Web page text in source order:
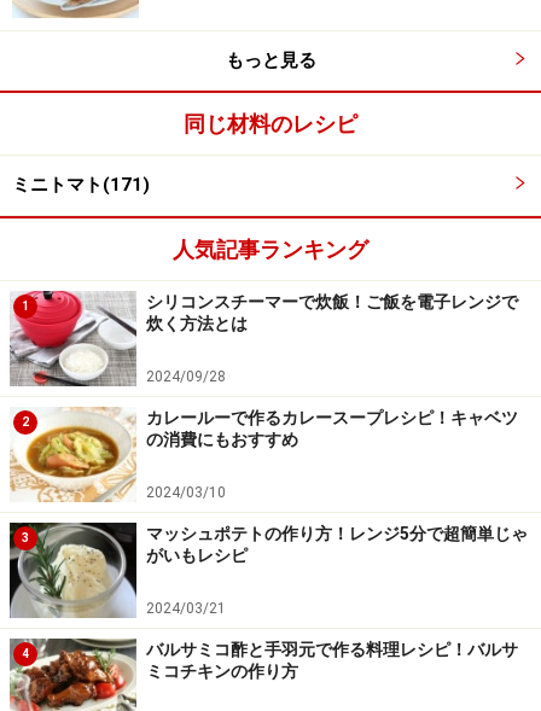
べく早めにお召し上がりください。また、持ち運びの際は保存方
法に注意してください。
【編集部おすすめの購入サイト】
Amazonで人気レシピの書籍をチェック！
楽天市場で人気レシピの書籍をチェック！
もっと見る
同じ材料のレシピ
ミニトマト(171)
人気記事ランキング
1
シリコンスチーマーで炊飯！ご飯を電子レンジで
炊く方法とは
2024/09/28
2
カレールーで作るカレースープレシピ！キャベツ
の消費にもおすすめ
2024/03/10
3
マッシュポテトの作り方！レンジ5分で超簡単じゃ
がいもレシピ
2024/03/21
4
バルサミコ酢と手羽元で作る料理レシピ！バルサ
ミコチキンの作り方